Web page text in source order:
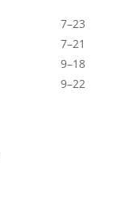
7–23
7–21
9–18
9–22